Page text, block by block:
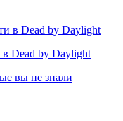
в Dead by Daylight
Dead by Daylight
вы не знали